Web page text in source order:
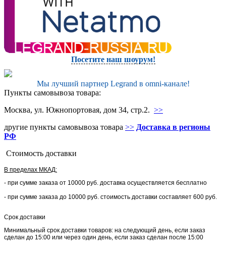
Посетите наш шоурум!
Мы лучший партнер Legrand в omni-канале!
Пункты самовывоза товара:
Москва, ул. Южнопортовая, дом 34, стр.2. >>
другие пункты самовывоза товара >> Доставка в регионы
РФ
Стоимость доставки
В пределах МКАД:
- при сумме заказа от 10000 руб. доставка осуществляется бесплатно
- при сумме заказа до 10000 руб. стоимость доставки составляет 600 руб.
Срок доставки
Минимальный срок доставки товаров: на следующий день, если заказ
сделан до 15:00 или через один день, если заказ сделан после 15:00